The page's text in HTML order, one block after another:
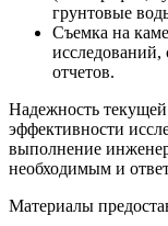
грунтовые
Съемка на
исследований,
отчетов.
Надежность текущей
эффективности
выполнение
необходимым и
Материалы